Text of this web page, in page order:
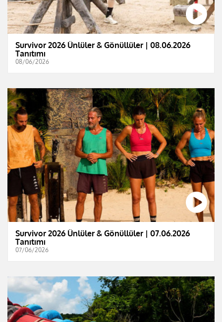
Survivor 2026 Ünlüler & Gönüllüler | 08.06.2026
Tanıtımı
08/06/2026
Survivor 2026 Ünlüler & Gönüllüler | 07.06.2026
Tanıtımı
07/06/2026